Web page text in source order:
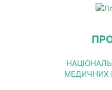
МЕДИЧНИХ